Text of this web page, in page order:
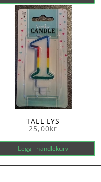
TALL LYS
25,00kr
Legg i handlekurv